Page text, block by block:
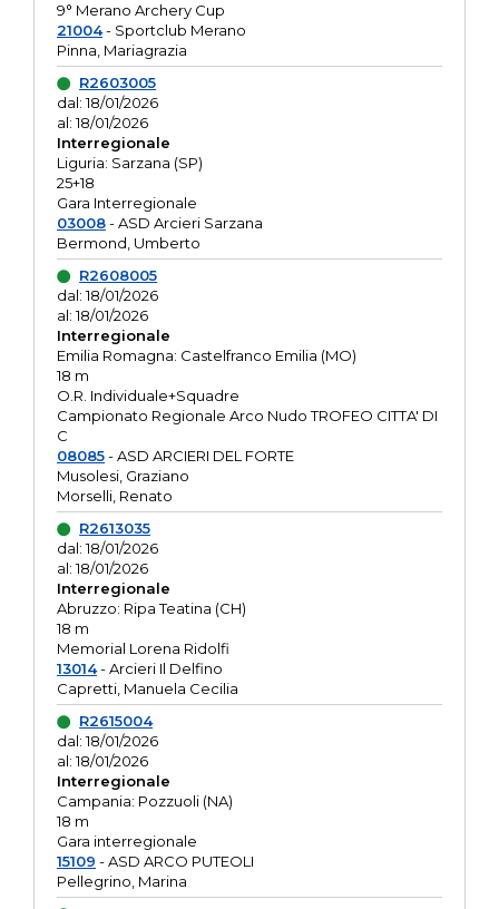
9° Merano Archery Cup
21004- Sportclub Merano
Pinna, Mariagrazia
R2603005
dal: 18/01/2026
al: 18/01/2026
Interregionale
Liguria: Sarzana (SP)
25+18
Gara Interregionale
03008- ASD Arcieri Sarzana
Bermond, Umberto
R2608005
dal: 18/01/2026
al: 18/01/2026
Interregionale
Emilia Romagna: Castelfranco Emilia (MO)
18 m
O.R. Individuale+Squadre
Campionato Regionale Arco Nudo TROFEO CITTA' DI
C
08085- ASD ARCIERI DEL FORTE
Musolesi, Graziano
Morselli, Renato
R2613035
dal: 18/01/2026
al: 18/01/2026
Interregionale
Abruzzo: Ripa Teatina (CH)
18 m
Memorial Lorena Ridolfi
13014- Arcieri Il Delfino
Capretti, Manuela Cecilia
R2615004
dal: 18/01/2026
al: 18/01/2026
Interregionale
Campania: Pozzuoli (NA)
18 m
Gara interregionale
15109 - ASD ARCO PUTEOLI
Pellegrino, Marina